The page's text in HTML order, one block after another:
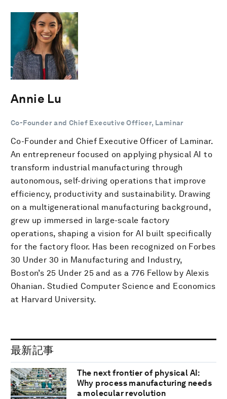
Annie Lu
Co-Founder and Chief Executive Officer, Laminar
Co-Founder and Chief Executive Officer of Laminar.
An entrepreneur focused on applying physical AI to
transform industrial manufacturing through
autonomous, self-driving operations that improve
efficiency, productivity and sustainability. Drawing
on a multigenerational manufacturing background,
grew up immersed in large-scale factory
operations, shaping a vision for AI built specifically
for the factory floor. Has been recognized on Forbes
30 Under 30 in Manufacturing and Industry,
Boston’s 25 Under 25 and as a 776 Fellow by Alexis
Ohanian. Studied Computer Science and Economics
at Harvard University.
最新記事
The next frontier of physical AI:
Why process manufacturing needs
a molecular revolution